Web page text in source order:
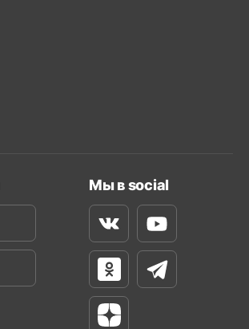
Мы в social
ВконтактеYoutube
Одноклассники
Телеграм
Яндекс Дзен